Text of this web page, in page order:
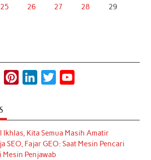
25 26 27 28
29
k
T
o
k
t
e
r
k
e
d
t
t
T
u
Ikhlas, Kita Semua Masih Amatir
SEO, Fajar GEO: Saat Mesin Pencari
Mesin Penjawab